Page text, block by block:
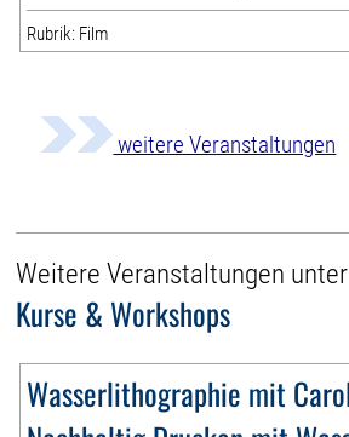
Rubrik: Film
weitere Veranstaltungen
Weitere Veranstaltungen
Kurse & Workshops
Wasserlithographie mit